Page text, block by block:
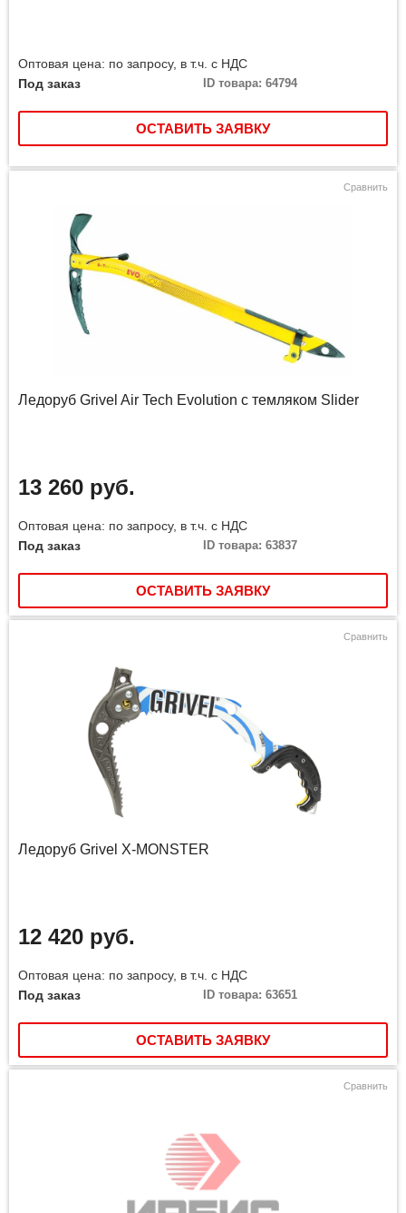
Оптовая цена: по запросу, в т.ч. с НДС
Под заказ
ID товара: 64794
ОСТАВИТЬ ЗАЯВКУ
Сравнить
Ледоруб Grivel Air Tech Evolution с темляком Slider
13 260 руб.
Оптовая цена: по запросу, в т.ч. с НДС
Под заказ
ID товара: 63837
ОСТАВИТЬ ЗАЯВКУ
Сравнить
Ледоруб Grivel X-MONSTER
12 420 руб.
Оптовая цена: по запросу, в т.ч. с НДС
Под заказ
ID товара: 63651
ОСТАВИТЬ ЗАЯВКУ
Сравнить